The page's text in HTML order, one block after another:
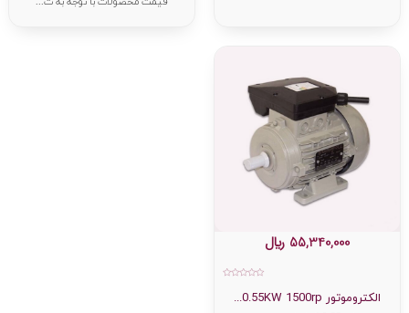
الکتروموتور 0.55KW 1500rp...
55,340,000 ﷼